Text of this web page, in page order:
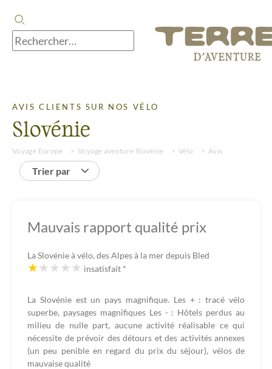
AVIS CLIENTS SUR NOS VÉLO
Slovénie
Voyage Europe Voyage aventure Slovénie Vélo Avis
Trier par
Mauvais rapport qualité prix
La Slovénie à vélo, des Alpes à la mer depuis Bled
insatisfait *
La Slovénie est un pays magnifique. Les + : tracé vélo
superbe, paysages magnifiques Les - : Hôtels perdus au
milieu de nulle part, aucune activité réalisable ce qui
nécessite de prévoir des détours et des activités annexes
(un peu penible en regard du prix du séjour), vélos de
mauvaise qualité